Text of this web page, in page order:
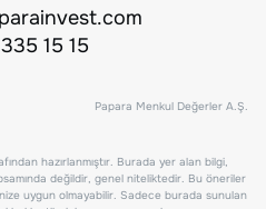
15 15
Papara Menkul Değerler A.Ş.
hazırlanmıştır. Burada yer alan bilgi,
değildir, genel niteliktedir. Bu öneriler
uygun olmayabilir. Sadece burada sunulan